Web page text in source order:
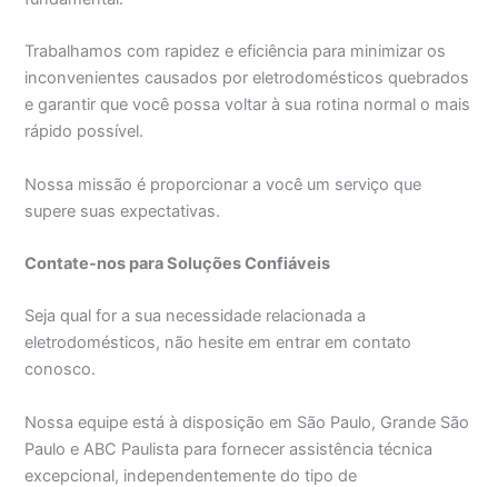
Trabalhamos com rapidez e eficiência para minimizar os
inconvenientes causados por eletrodomésticos quebrados
e garantir que você possa voltar à sua rotina normal o mais
rápido possível.
Nossa missão é proporcionar a você um serviço que
supere suas expectativas.
Contate-nos para Soluções Confiáveis
Seja qual for a sua necessidade relacionada a
eletrodomésticos, não hesite em entrar em contato
conosco.
Nossa equipe está à disposição em São Paulo, Grande São
Paulo e ABC Paulista para fornecer assistência técnica
excepcional, independentemente do tipo de